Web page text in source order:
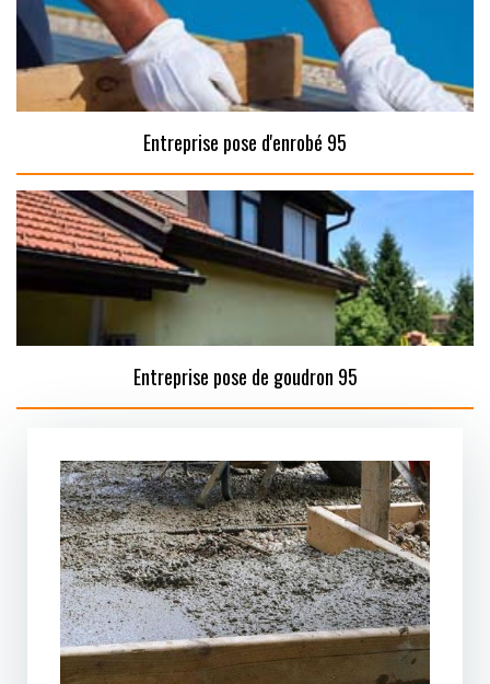
Entreprise pose d'enrobé 95
Entreprise pose de goudron 95